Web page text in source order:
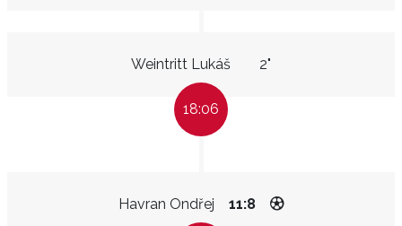
Weintritt Lukáš 2"
18:06
Havran Ondřej 11:8